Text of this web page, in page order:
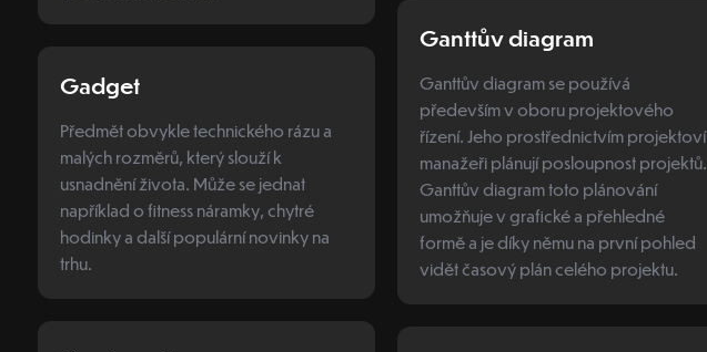
Gadget
Předmět obvykle technického rázu a
malých rozměrů, který slouží k
usnadnění života. Může se jednat
například o fitness náramky, chytré
hodinky a další populární novinky na
trhu.
Ganttův diagram
Ganttův diagram se používá
především v oboru projektového
řízení. Jeho prostřednictvím projektoví
manažeři plánují posloupnost projektů.
Ganttův diagram toto plánování
umožňuje v grafické a přehledné
formě a je díky němu na první pohled
vidět časový plán celého projektu.